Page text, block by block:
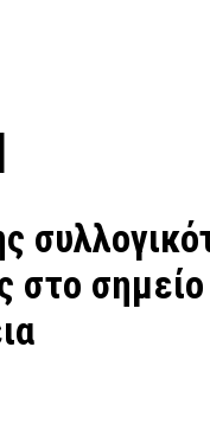
στο σημείο